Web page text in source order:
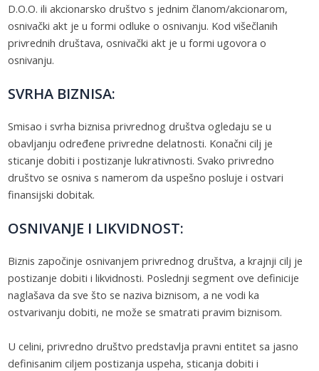
D.O.O. ili akcionarsko društvo s jednim članom/akcionarom,
osnivački akt je u formi odluke o osnivanju. Kod višečlanih
privrednih društava, osnivački akt je u formi ugovora o
osnivanju.
SVRHA BIZNISA:
Smisao i svrha biznisa privrednog društva ogledaju se u
obavljanju određene privredne delatnosti. Konačni cilj je
sticanje dobiti i postizanje lukrativnosti. Svako privredno
društvo se osniva s namerom da uspešno posluje i ostvari
finansijski dobitak.
OSNIVANJE I LIKVIDNOST:
Biznis započinje osnivanjem privrednog društva, a krajnji cilj je
postizanje dobiti i likvidnosti. Poslednji segment ove definicije
naglašava da sve što se naziva biznisom, a ne vodi ka
ostvarivanju dobiti, ne može se smatrati pravim biznisom.
U celini, privredno društvo predstavlja pravni entitet sa jasno
definisanim ciljem postizanja uspeha, sticanja dobiti i